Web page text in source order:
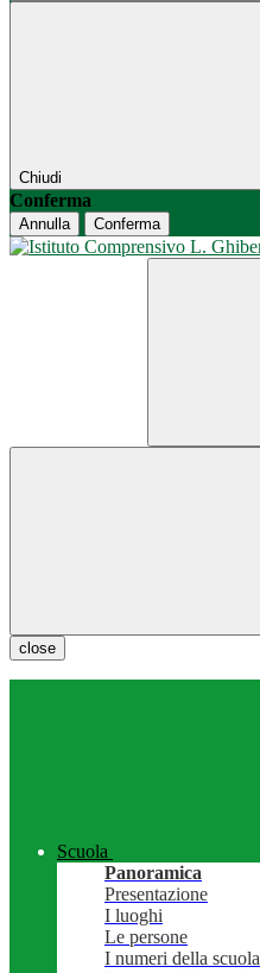
Chiudi
Conferma
Annulla Conferma
close
Scuola
Panoramica
Presentazione
I luoghi
Le persone
I numeri della scuola